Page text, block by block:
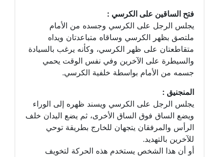
فتح الساقين على الكرسي :
يجلس الرجل على الكرسي وجسده من الأمام
ملتصق بظهر الكرسي وساقاه متباعدتان ويداه
متقاطعتان على ظهر الكرسي، وكأنه يرغب بالسيادة
والسيطرة على الآخرين وفي نفس الوقت يحمي
جسمه من الأمام بواسطة خلفية الكرسي.
المنجنيق :
يجلس الرجل على الكرسي ويسند ظهره إلى الوراء
ويضع الساق فوق الساق الأخرى، ثم يضع اليدان خلف
الرأس والمرفقان يتجهان للخارج بطريقة توحي
للآخرين بالتهديد.
أو أن هذا الشخص يستخدم هذه الحركة لتخويف